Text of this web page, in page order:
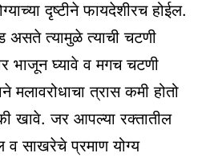
दृष्टीने फायदेशीरच होईल.
त्यामुळे त्याची चटणी
भाजून घ्यावे व मगच चटणी
मलावरोधाचा त्रास कमी होतो
खावे. जर आपल्या रक्तातील
साखरेचे प्रमाण योग्य